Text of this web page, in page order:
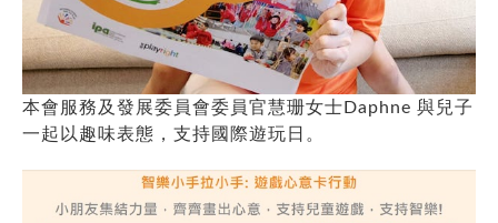
本會服務及發展委員會委員官慧珊女士Daphne 與兒子
一起以趣味表態，支持國際遊玩日。